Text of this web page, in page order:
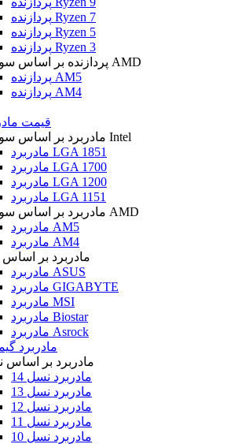
پردازنده Ryzen 7
پردازنده Ryzen 5
پردازنده Ryzen 3
پردازنده بر اساس سوکت AMD
پردازنده AM5
پردازنده AM4
قیمت
مادربرد بر اساس سوکت Intel
مادربرد LGA 1851
مادربرد LGA 1700
مادربرد LGA 1200
مادربرد LGA 1151
مادربرد بر اساس سوکت AMD
مادربرد AM5
مادربرد AM4
مادربرد بر اساس
مادربرد ASUS
مادربرد GIGABYTE
مادربرد MSI
مادربرد Biostar
مادربرد Asrock
مادربرد
مادربرد بر اساس
مادربرد نسل 14
مادربرد نسل 13
مادربرد نسل 12
مادربرد نسل 11
مادربرد نسل 10